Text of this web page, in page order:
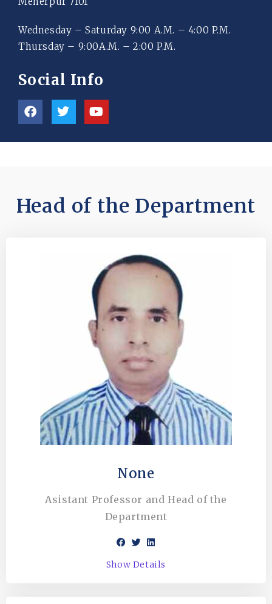
Wednesday – Saturday 9:00 A.M. – 4:00 P.M.
Thursday – 9:00A.M. – 2:00 P.M.
Social Info
Head of the Department
None
Asistant Professor and Head of the
Department
Show Details